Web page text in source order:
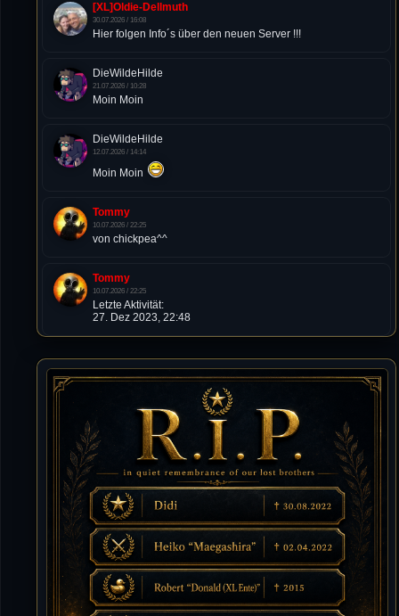
[XL]Oldie-Dellmuth
30.07.2026 / 16:08
Hier folgen Info´s über den neuen Server !!!
DieWildeHilde
21.07.2026 / 10:28
Moin Moin
DieWildeHilde
12.07.2026 / 14:14
Moin Moin
Tommy
10.07.2026 / 22:25
von chickpea^^
Tommy
10.07.2026 / 22:25
Letzte Aktivität:
27. Dez 2023, 22:48
DieWildeHilde
10.07.2026 / 12:48
Happy Birthday Chickpea
DieWildeHilde
10.07.2026 / 10:08
Hallo meine Lieben!
Isimiyaki
10.07.2026 / 00:34
Alles gute chickpea
Mojochilla
02.07.2026 / 15:53
Was geht aaaaaaaaaaaab